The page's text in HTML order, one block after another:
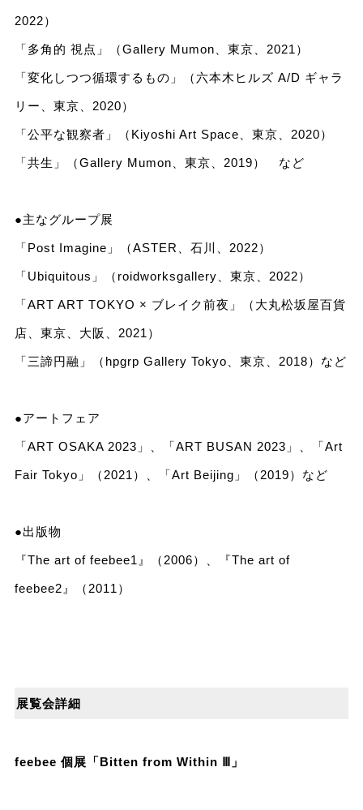
2022）
「多角的 視点」（Gallery Mumon、東京、2021）
「変化しつつ循環するもの」（六本木ヒルズ A/D ギャラ
リー、東京、2020）
「公平な観察者」（Kiyoshi Art Space、東京、2020）
「共生」（Gallery Mumon、東京、2019） など
●主なグループ展
「Post Imagine」（ASTER、石川、2022）
「Ubiquitous」（roidworksgallery、東京、2022）
「ART ART TOKYO × ブレイク前夜」（大丸松坂屋百貨
店、東京、大阪、2021）
「三諦円融」（hpgrp Gallery Tokyo、東京、2018）など
●アートフェア
「ART OSAKA 2023」、「ART BUSAN 2023」、「Art
Fair Tokyo」（2021）、「Art Beijing」（2019）など
●出版物
『The art of feebee1』（2006）、『The art of
feebee2』（2011）
展覧会詳細
feebee 個展「Bitten from Within Ⅲ」